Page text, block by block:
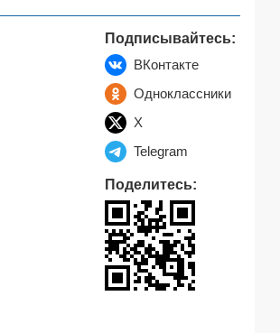
Подписывайтесь:
ВКонтакте
Одноклассники
X
Telegram
Поделитесь: